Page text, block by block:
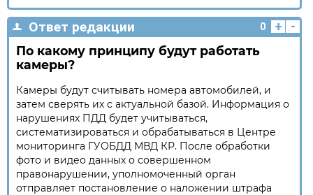
Ответ редакции 0 + -
По какому принципу будут работать
камеры?
Камеры будут считывать номера автомобилей, и
затем сверять их с актуальной базой. Информация о
нарушениях ПДД будет учитываться,
систематизироваться и обрабатываться в Центре
мониторинга ГУОБДД МВД КР. После обработки
фото и видео данных о совершенном
правонарушении, уполномоченный орган
отправляет постановление о наложении штрафа